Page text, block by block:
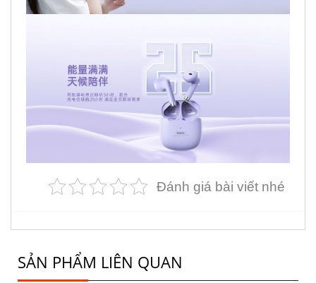
Đánh giá bài viết nhé
SẢN PHẨM LIÊN QUAN